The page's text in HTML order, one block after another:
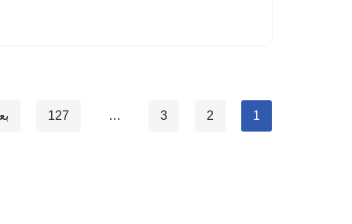
1
2
3
…
127